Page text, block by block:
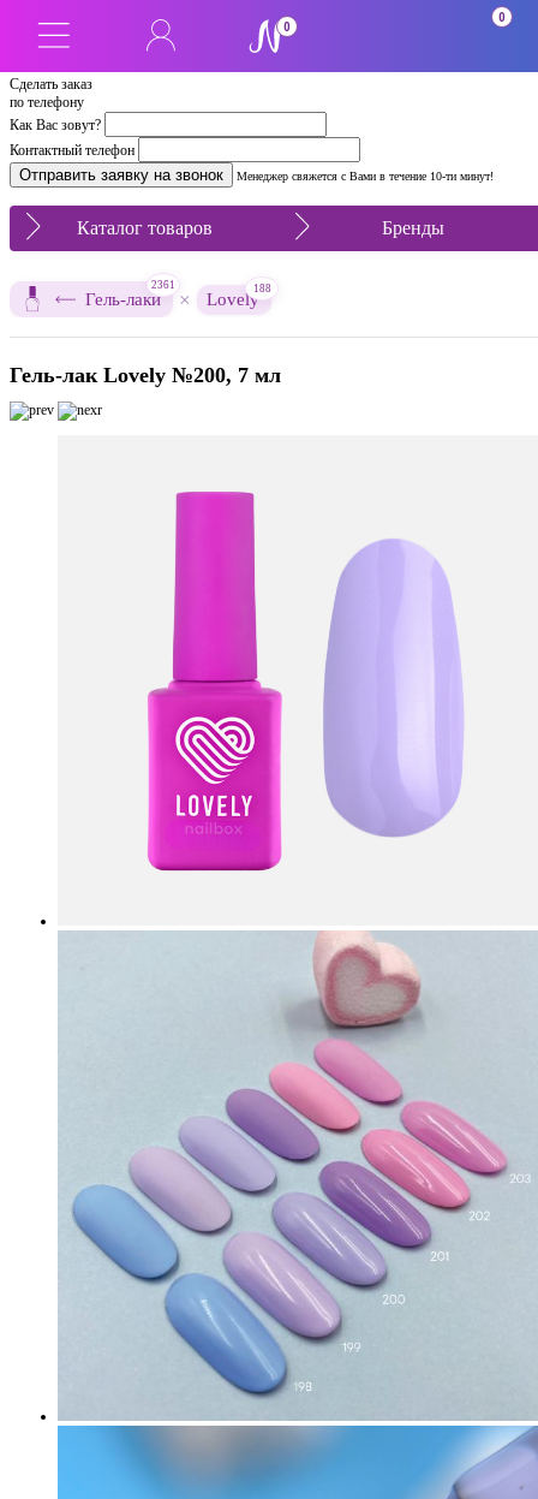
Сделать заказ
по телефону
Как Вас зовут?
Контактный телефон
Менеджер свяжется с Вами в течение 10-ти минут!
0
0
Каталог товаров Бренды
Гель-лаки
2361
× Lovely
188
Гель-лак Lovely №200, 7 мл